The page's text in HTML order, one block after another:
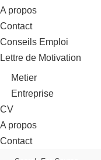
A propos
Contact
Conseils Emploi
Lettre de Motivation
Metier
Entreprise
CV
A propos
Contact